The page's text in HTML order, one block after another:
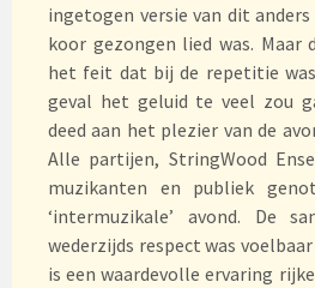
ingetogen versie van dit
koor gezongen lied was.
het feit dat bij de repetitie
geval het geluid te veel zou
deed aan het plezier van de
Alle partijen, StringWood
muzikanten en publiek
‘intermuzikale’ avond. De
wederzijds respect was
is een waardevolle ervaring